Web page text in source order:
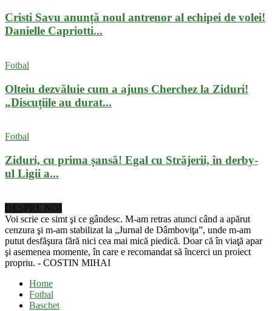
Cristi Savu anunță noul antrenor al echipei de volei!
Danielle Capriotti...
Fotbal
Olteiu dezvăluie cum a ajuns Cherchez la Ziduri!
„Discuțiile au durat...
Fotbal
Ziduri, cu prima șansă! Egal cu Străjerii, în derby-
ul Ligii a...
DESPRE NOI
Voi scrie ce simt şi ce gândesc. M-am retras atunci când a apărut
cenzura şi m-am stabilizat la „Jurnal de Dâmboviţa”, unde m-am
putut desfăşura fără nici cea mai mică piedică. Doar că în viaţă apar
şi asemenea momente, în care e recomandat să încerci un proiect
propriu. - COSTIN MIHAI
Home
Fotbal
Baschet